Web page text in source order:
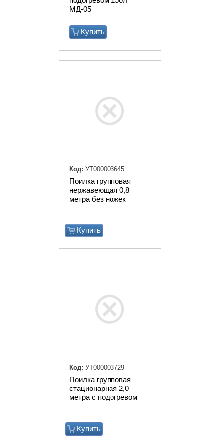
МД-05
Купить
Поилка групповая
нержавеющая 0,8
метра без ножек
Купить
Код: УТ000003645
Поилка групповая
стационарная 2,0
метра с подогревом
Купить
Код: УТ000003729